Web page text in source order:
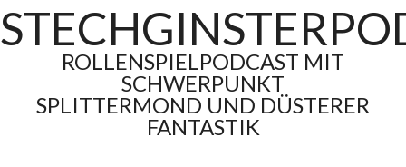
ROLLENSPIELPODCAST MIT
SCHWERPUNKT
SPLITTERMOND UND DÜSTERER
FANTASTIK